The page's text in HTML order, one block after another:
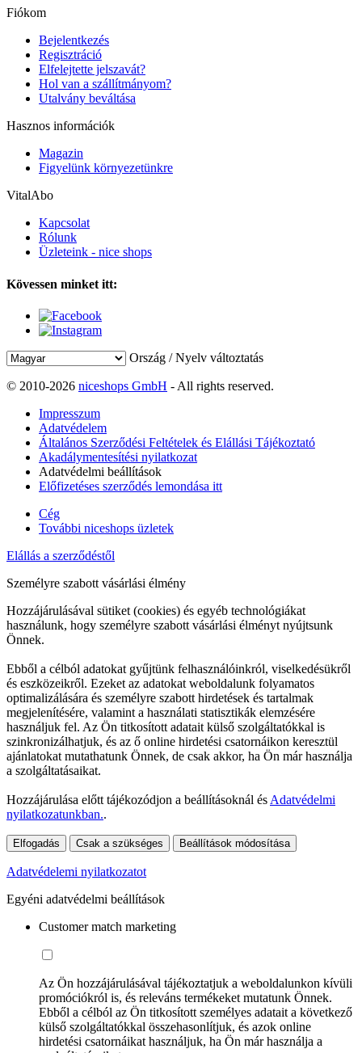
Fiókom
Bejelentkezés
Regisztráció
Elfelejtette jelszavát?
Hol van a szállítmányom?
Utalvány beváltása
Hasznos információk
Magazin
Figyelünk környezetünkre
VitalAbo
Kapcsolat
Rólunk
Üzleteink - nice shops
Kövessen minket itt:
Ország / Nyelv változtatás
© 2010-2026 niceshops GmbH - All rights reserved.
Impresszum
Adatvédelem
Általános Szerződési Feltételek és Elállási Tájékoztató
Akadálymentesítési nyilatkozat
Adatvédelmi beállítások
Előfizetéses szerződés lemondása itt
Cég
További niceshops üzletek
Elállás a szerződéstől
Személyre szabott vásárlási élmény
Hozzájárulásával sütiket (cookies) és egyéb technológiákat
használunk, hogy személyre szabott vásárlási élményt nyújtsunk
Önnek.
Ebből a célból adatokat gyűjtünk felhasználóinkról, viselkedésükről
és eszközeikről. Ezeket az adatokat weboldalunk folyamatos
optimalizálására és személyre szabott hirdetések és tartalmak
megjelenítésére, valamint a használati statisztikák elemzésére
használjuk fel. Az Ön titkosított adatait külső szolgáltatókkal is
szinkronizálhatjuk, és az ő online hirdetési csatornáikon keresztül
ajánlatokat mutathatunk Önnek, de csak akkor, ha Ön már használja
a szolgáltatásaikat.
Hozzájárulása előtt tájékozódjon a beállításoknál és Adatvédelmi
nyilatkozatunkban..
Elfogadás Csak a szükséges Beállítások módosítása
Adatvédelemi nyilatkozatot
Egyéni adatvédelmi beállítások
Customer match marketing
Az Ön hozzájárulásával tájékoztatjuk a weboldalunkon kívüli
promóciókról is, és releváns termékeket mutatunk Önnek.
Ebből a célból az Ön titkosított személyes adatait a következő
külső szolgáltatókkal összehasonlítjuk, és azok online
hirdetési csatornáikat használjuk, ha Ön már használja a